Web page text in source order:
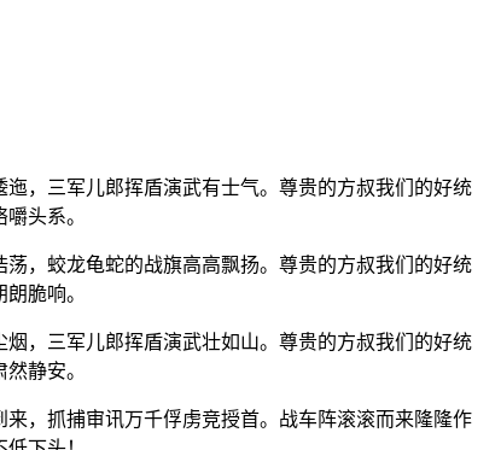
，三军儿郎挥盾演武有士气。尊贵的方叔我们的好统
头系。
，蛟龙龟蛇的战旗高高飘扬。尊贵的方叔我们的好统
脆响。
，三军儿郎挥盾演武壮如山。尊贵的方叔我们的好统
静安。
，抓捕审讯万千俘虏竞授首。战车阵滚滚而来隆隆作